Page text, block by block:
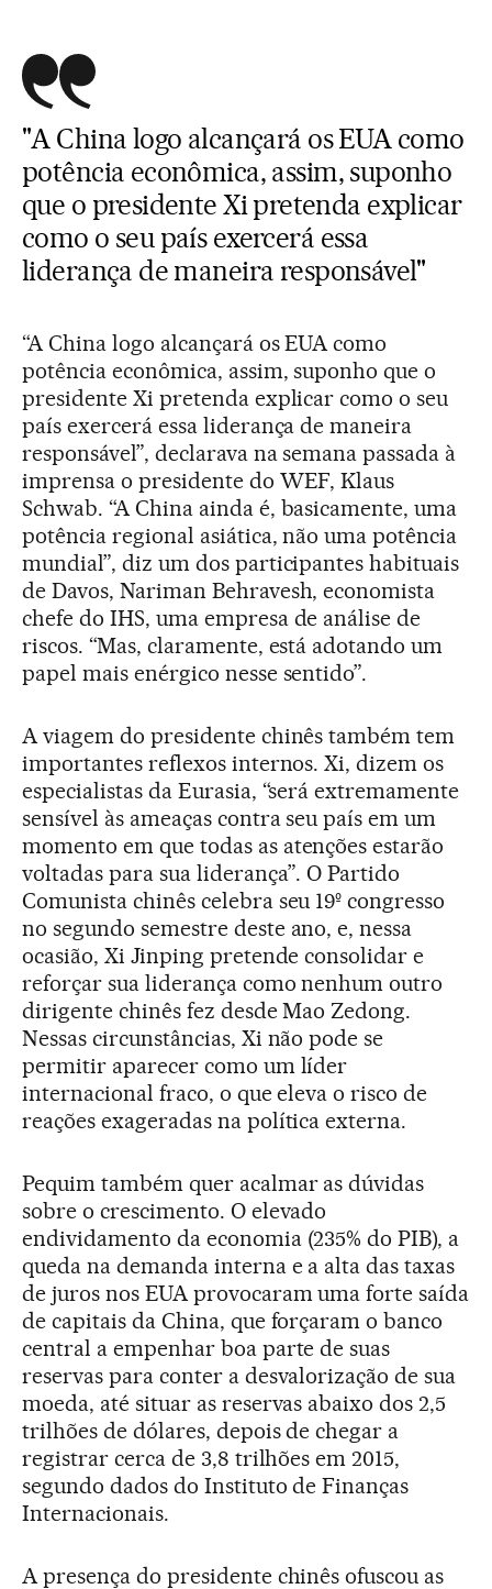
"A China logo alcançará os EUA como
potência econômica, assim, suponho
que o presidente Xi pretenda explicar
como o seu país exercerá essa
liderança de maneira responsável"
“A China logo alcançará os EUA como
potência econômica, assim, suponho que o
presidente Xi pretenda explicar como o seu
país exercerá essa liderança de maneira
responsável”, declarava na semana passada à
imprensa o presidente do WEF, Klaus
Schwab. “A China ainda é, basicamente, uma
potência regional asiática, não uma potência
mundial”, diz um dos participantes habituais
de Davos, Nariman Behravesh, economista
chefe do IHS, uma empresa de análise de
riscos. “Mas, claramente, está adotando um
papel mais enérgico nesse sentido”.
A viagem do presidente chinês também tem
importantes reflexos internos. Xi, dizem os
especialistas da Eurasia, “será extremamente
sensível às ameaças contra seu país em um
momento em que todas as atenções estarão
voltadas para sua liderança”. O Partido
Comunista chinês celebra seu 19º congresso
no segundo semestre deste ano, e, nessa
ocasião, Xi Jinping pretende consolidar e
reforçar sua liderança como nenhum outro
dirigente chinês fez desde Mao Zedong.
Nessas circunstâncias, Xi não pode se
permitir aparecer como um líder
internacional fraco, o que eleva o risco de
reações exageradas na política externa.
Pequim também quer acalmar as dúvidas
sobre o crescimento. O elevado
endividamento da economia (235% do PIB), a
queda na demanda interna e a alta das taxas
de juros nos EUA provocaram uma forte saída
de capitais da China, que forçaram o banco
central a empenhar boa parte de suas
reservas para conter a desvalorização de sua
moeda, até situar as reservas abaixo dos 2,5
trilhões de dólares, depois de chegar a
registrar cerca de 3,8 trilhões em 2015,
segundo dados do Instituto de Finanças
Internacionais.
A presença do presidente chinês ofuscou as